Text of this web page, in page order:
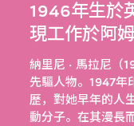
1946年生於
現工作於阿
納里尼 · 馬拉尼（
先驅人物。1947年
歷，對她早年的人
動分子。在其漫長